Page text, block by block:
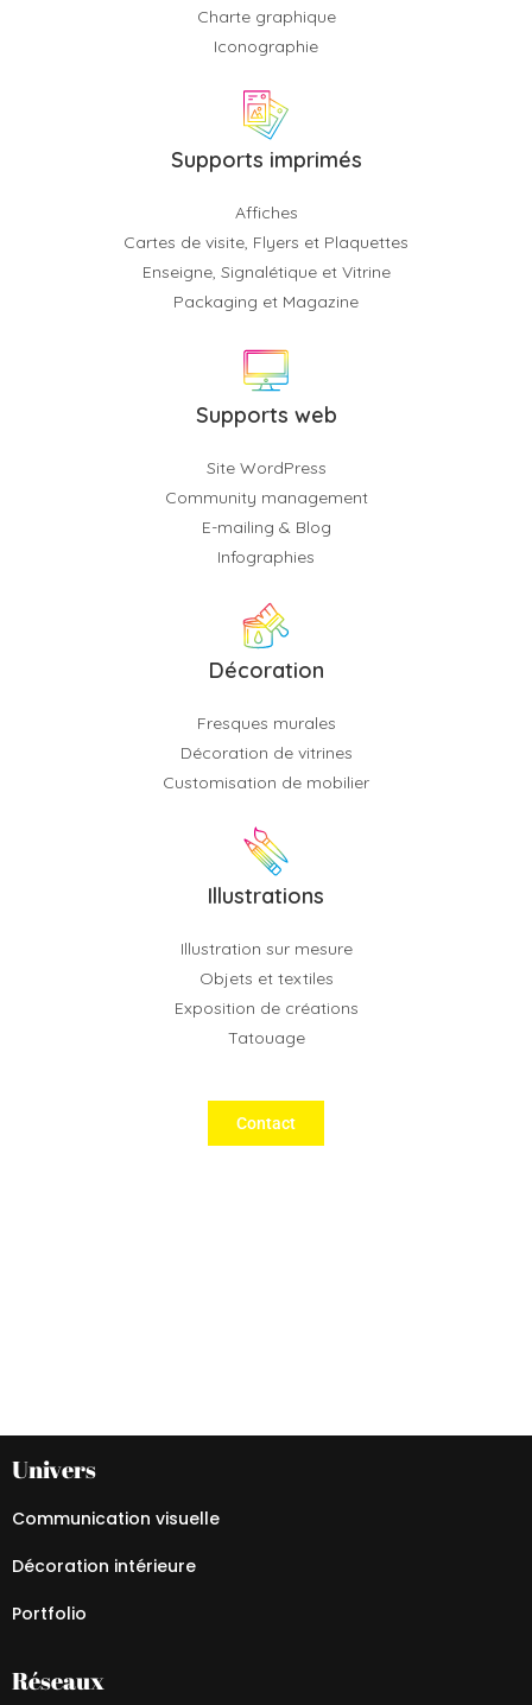
Charte graphique
Iconographie
Supports imprimés
Affiches
Cartes de visite, Flyers et Plaquettes
Enseigne, Signalétique et Vitrine
Packaging et Magazine
Supports web
Site WordPress
Community management
E-mailing & Blog
Infographies
Décoration
Fresques murales
Décoration de vitrines
Customisation de mobilier
Illustrations
Illustration sur mesure
Objets et textiles
Exposition de créations
Tatouage
Contact
Univers
Communication visuelle
Décoration intérieure
Portfolio
Réseaux